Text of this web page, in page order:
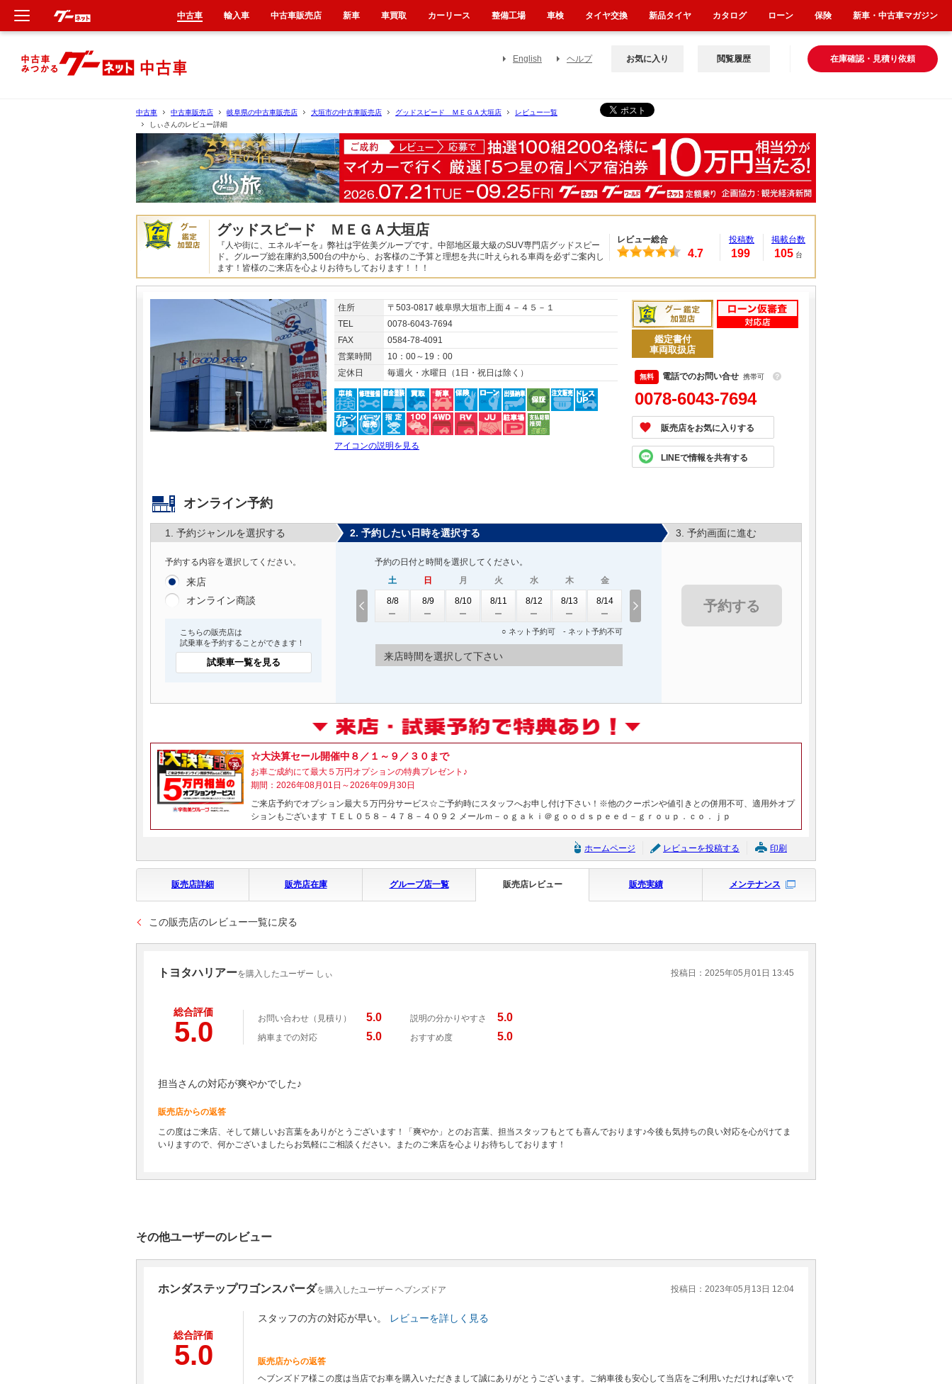
English ヘルプ 在庫確認・見積り依頼
お気に入り 閲覧履歴
中古車 中古車販売店 岐阜県の中古車販売店 大垣市の中古車販売店 グッドスピード ＭＥＧＡ大垣店
レビュー一覧
しぃさんのレビュー詳細
グッドスピード ＭＥＧＡ大垣店
『人や街に、エネルギーを』弊社は宇佐美グループです。中部地区最大級のSUV専門店グッドスピー
ド。グループ総在庫約3,500台の中から、お客様のご予算と理想を共に叶えられる車両を必ずご案内し
ます！皆様のご来店を心よりお待ちしております！！！
レビュー総合
4.7
投稿数
199
掲載台数
105 台
住所
〒503-0817 岐阜県大垣市上面４－４５－１
TEL
0078-6043-7694
FAX
0584-78-4091
営業時間
10：00～19：00
定休日
毎週火・水曜日（1日・祝日は除く）
アイコンの説明を見る
鑑定書付
車両取扱店
電話でのお問い合せ 携帯可 ？
0078-6043-7694
販売店をお気に入りする
LINEで情報を共有する
オンライン予約
1. 予約ジャンルを選択する
予約する内容を選択してください。
来店
オンライン商談
こちらの販売店は
試乗車を予約することができます！
試乗車一覧を見る
2. 予約したい日時を選択する
予約の日付と時間を選択してください。
土
8/8
日
8/9
月
8/10
火
8/11
水
8/12
木
8/13
金
8/14
○ ネット予約可 - ネット予約不可
来店時間を選択して下さい
3. 予約画面に進む
予約する
☆大決算セール開催中８／１～９／３０まで
お車ご成約にて最大５万円オプションの特典プレゼント♪
期間：2026年08月01日～2026年09月30日
ご来店予約でオプション最大５万円分サービス☆ご予約時にスタッフへお申し付け下さい！※他のクーポンや値引きとの併用不可、適用外オプ
ションもございます ＴＥＬ０５８－４７８－４０９２ メールｍ－ｏｇａｋｉ＠ｇｏｏｄｓｐｅｅｄ－ｇｒｏｕｐ．ｃｏ．ｊｐ
ホームページ レビューを投稿する 印刷
販売店詳細 販売店在庫 グループ店一覧 販売店レビュー 販売実績 メンテナンス
この販売店のレビュー一覧に戻る
トヨタハリアーを購入したユーザー しぃ 投稿日：2025年05月01日 13:45
総合評価
5.0 お問い合わせ（見積り） 5.0 説明の分かりやすさ 5.0
納車までの対応 5.0 おすすめ度 5.0
担当さんの対応が爽やかでした♪
販売店からの返答
この度はご来店、そして嬉しいお言葉をありがとうございます！「爽やか」とのお言葉、担当スタッフもとても喜んでおります♪今後も気持ちの良い対応を心がけてま
いりますので、何かございましたらお気軽にご相談ください。またのご来店を心よりお待ちしております！
その他ユーザーのレビュー
ホンダステップワゴンスパーダを購入したユーザー ヘブンズドア 投稿日：2023年05月13日 12:04
総合評価
5.0
スタッフの方の対応が早い。 レビューを詳しく見る
販売店からの返答
ヘブンズドア様この度は当店でお車を購入いただきまして誠にありがとうございます。ご納車後も安心して当店をご利用いただければ幸いで
中古車 輸入車 中古車販売店 新車 車買取 カーリース 整備工場 車検 タイヤ交換 新品タイヤ カタログ ローン 保険 新車・中古車マガジン
新車